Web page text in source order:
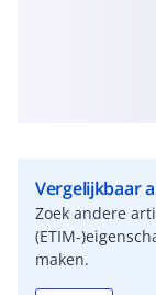
Vergelijkbaar
Zoek andere
(ETIM-
maken.